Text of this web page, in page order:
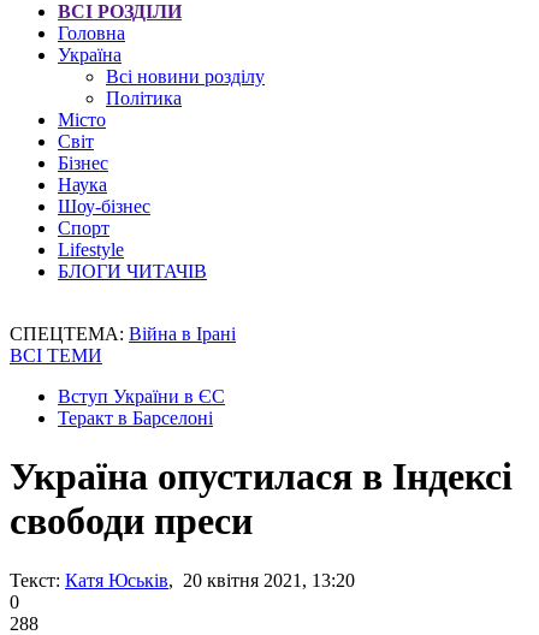
ВСІ РОЗДІЛИ
Головна
Україна
Всі новини розділу
Політика
Місто
Світ
Бізнес
Наука
Шоу-бізнес
Спорт
Lifestyle
БЛОГИ ЧИТАЧІВ
СПЕЦТЕМА: Війна в Ірані
ВСІ ТЕМИ
Вступ України в ЄС
Теракт в Барселоні
Україна опустилася в Індексі
свободи преси
Текст: Катя Юськів, 20 квітня 2021, 13:20
0
288